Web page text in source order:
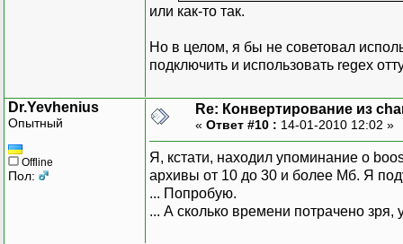
или как-то так.
Но в целом, я бы не советовал
подключить и использовать regex
Dr.Yevhenius
Опытный
Offline
Пол:
Re: Конвертирование из
« Ответ #10 : 14-01-2010 12:02 »
Я, кстати, находил упоминание о
архивы от 10 до 30 и более Мб. Я
... Попробую.
... А сколько времени потрачено зря,